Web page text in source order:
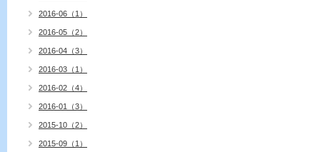
2016-06（1）
2016-05（2）
2016-04（3）
2016-03（1）
2016-02（4）
2016-01（3）
2015-10（2）
2015-09（1）